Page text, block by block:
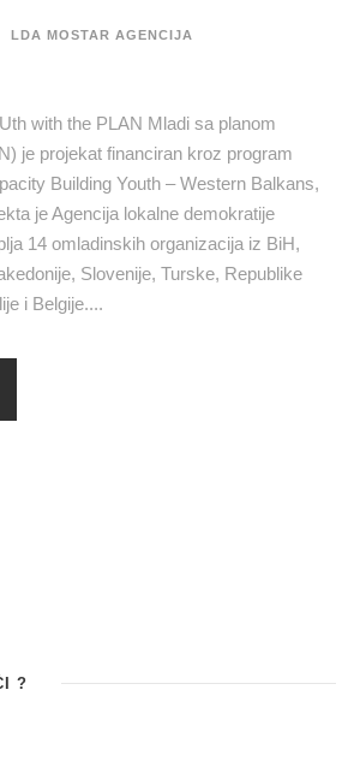
LDA MOSTAR AGENCIJA
with the PLAN Mladi sa planom
je projekat financiran kroz program
Building Youth – Western Balkans,
je Agencija lokalne demokratije
14 omladinskih organizacija iz BiH,
Slovenije, Turske, Republike
i Belgije....
?